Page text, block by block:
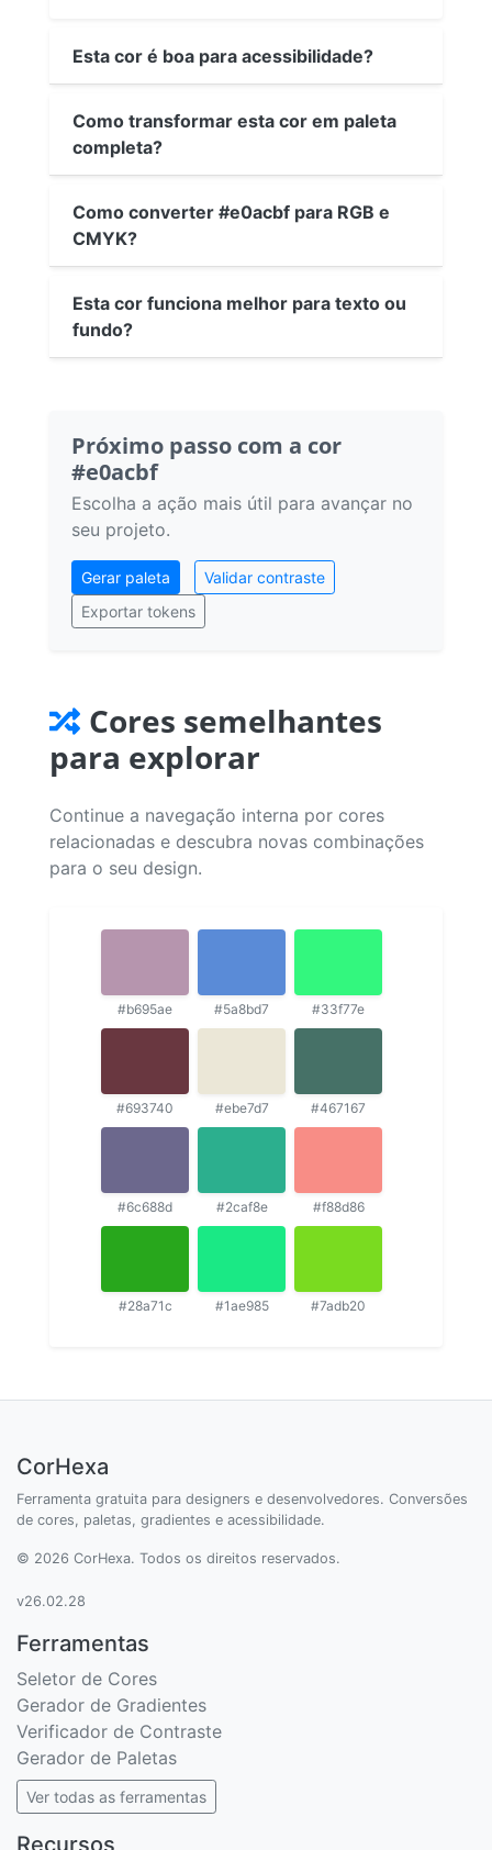
Esta cor é boa para acessibilidade?
Como transformar esta cor em paleta
completa?
Como converter #e0acbf para RGB e
CMYK?
Esta cor funciona melhor para texto ou
fundo?
Próximo passo com a cor
#e0acbf
Escolha a ação mais útil para avançar no
seu projeto.
Gerar paleta
Validar contraste
Exportar tokens
Cores semelhantes
para explorar
Continue a navegação interna por cores
relacionadas e descubra novas combinações
para o seu design.
#b695ae #5a8bd7 #33f77e
#693740 #ebe7d7 #467167
#6c688d #2caf8e #f88d86
#28a71c #1ae985 #7adb20
CorHexa
Ferramenta gratuita para designers e desenvolvedores. Conversões
de cores, paletas, gradientes e acessibilidade.
© 2026 CorHexa. Todos os direitos reservados.
v26.02.28
Ferramentas
Seletor de Cores
Gerador de Gradientes
Verificador de Contraste
Gerador de Paletas
Ver todas as ferramentas
Recursos